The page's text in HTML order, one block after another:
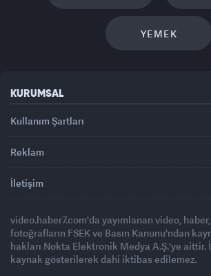
YEMEK
KURUMSAL
Kullanım Şartları
Reklam
İletişim
video.haber7.com'da yayımlanan video, haber,
fotoğrafların FSEK ve Basın Kanunu'ndan
hakları Nokta Elektronik Medya A.Ş.'ye aittir.
kaynak gösterilerek dahi iktibas edilemez.